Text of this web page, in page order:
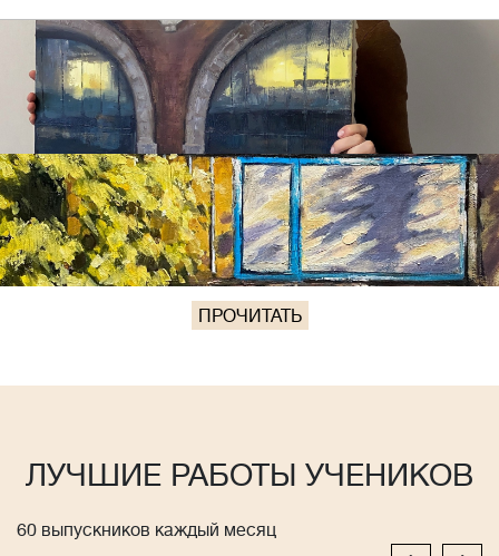
ПРОЧИТАТЬ
ЛУЧШИЕ РАБОТЫ УЧЕНИКОВ
60 выпускников каждый месяц